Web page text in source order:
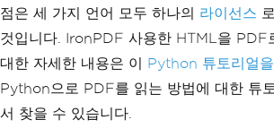
점은 세 가지 언어 모두 하나의 라이선스
것입니다. IronPDF 사용한 HTML을 PDF
대한 자세한 내용은 이 Python 튜토리얼을
Python으로 PDF를 읽는 방법에 대한 튜
서 찾을 수 있습니다.